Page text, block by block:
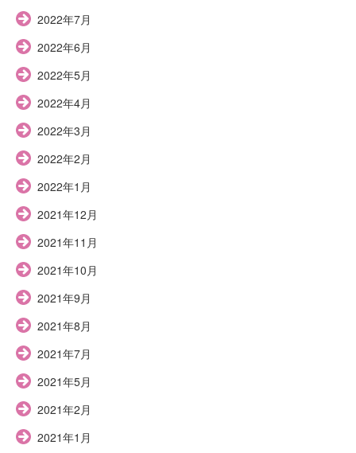
2022年7月
2022年6月
2022年5月
2022年4月
2022年3月
2022年2月
2022年1月
2021年12月
2021年11月
2021年10月
2021年9月
2021年8月
2021年7月
2021年5月
2021年2月
2021年1月